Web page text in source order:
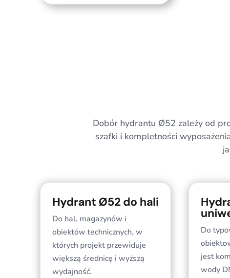
Dobór hydrantu Ø52 zależy od
szafki i kompletności
Hydrant Ø52 do hali
Do hal, magazynów i
obiektów technicznych, w
których projekt przewiduje
większą średnicę i wyższą
wydajność.
Do
jest
wody